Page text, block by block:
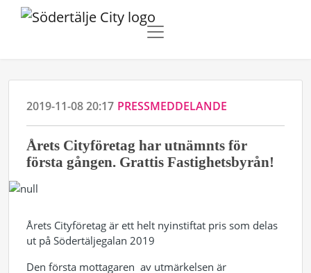
2019-11-08 20:17 PRESSMEDDELANDE
Årets Cityföretag har utnämnts för
första gången. Grattis Fastighetsbyrån!
Årets Cityföretag är ett helt nyinstiftat pris som delas
ut på Södertäljegalan 2019
Den första mottagaren av utmärkelsen är